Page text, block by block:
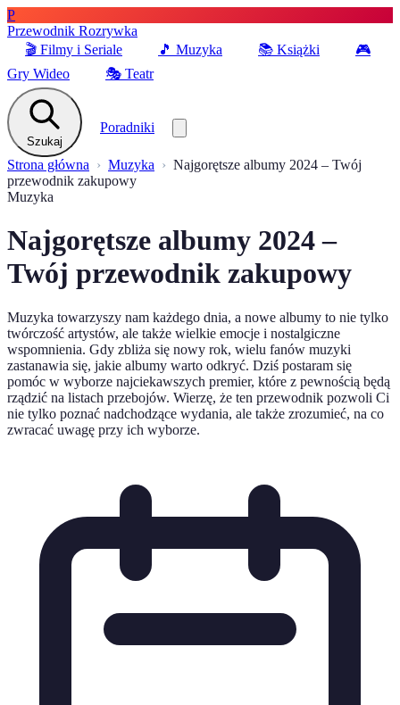
P
Przewodnik Rozrywka
🎬 Filmy i Seriale 🎵 Muzyka 📚 Książki
🎮
Gry Wideo
🎭 Teatr
Szukaj
Poradniki
Strona główna Muzyka
Najgorętsze albumy 2024 – Twój
przewodnik zakupowy
Muzyka
Najgorętsze albumy 2024 –
Twój przewodnik zakupowy
Muzyka towarzyszy nam każdego dnia, a nowe albumy to nie tylko
twórczość artystów, ale także wielkie emocje i nostalgiczne
wspomnienia. Gdy zbliża się nowy rok, wielu fanów muzyki
zastanawia się, jakie albumy warto odkryć. Dziś postaram się
pomóc w wyborze najciekawszych premier, które z pewnością będą
rządzić na listach przebojów. Wierzę, że ten przewodnik pozwoli Ci
nie tylko poznać nadchodzące wydania, ale także zrozumieć, na co
zwracać uwagę przy ich wyborze.